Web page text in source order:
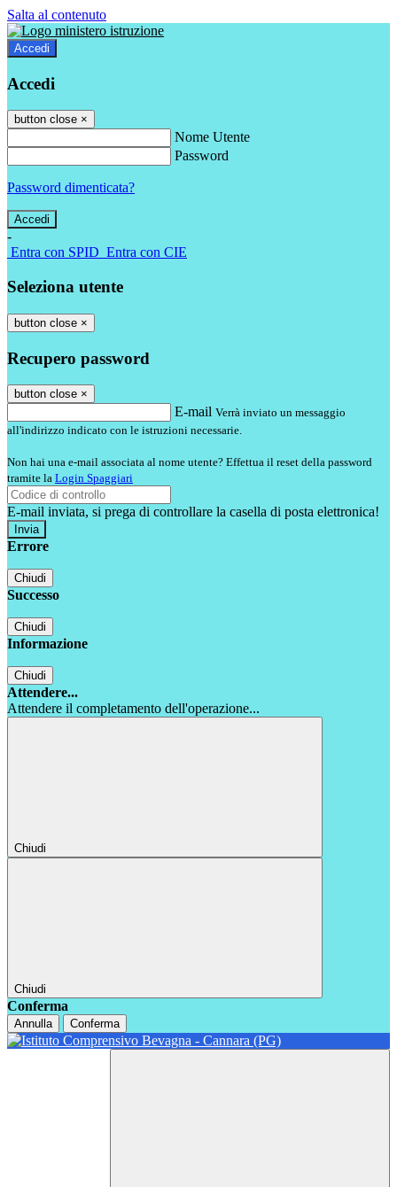
Salta al contenuto
Accedi
Accedi
button close ×
Nome Utente
Password
Password dimenticata?
-
Entra con SPID Entra con CIE
Seleziona utente
button close ×
Recupero password
button close ×
E-mail Verrà inviato un messaggio
all'indirizzo indicato con le istruzioni necessarie.
Non hai una e-mail associata al nome utente? Effettua il reset della password
tramite la Login Spaggiari
E-mail inviata, si prega di controllare la casella di posta elettronica!
Errore
Chiudi
Successo
Chiudi
Informazione
Chiudi
Attendere...
Attendere il completamento dell'operazione...
Chiudi
Chiudi
Conferma
Annulla Conferma